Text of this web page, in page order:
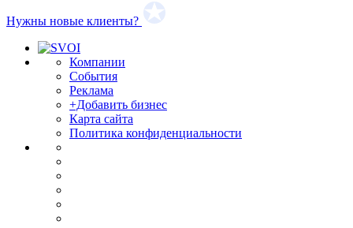
Нужны новые клиенты?
Компании
События
Реклама
+Добавить бизнес
Карта сайта
Политика конфиденциальности